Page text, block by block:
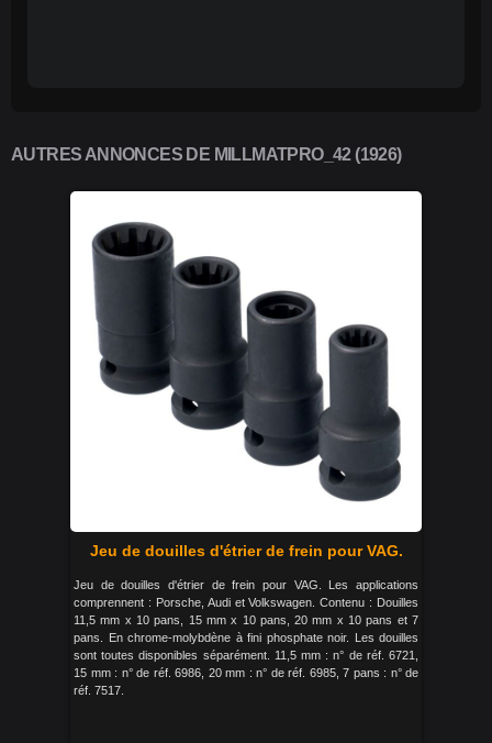
AUTRES ANNONCES DE MILLMATPRO_42 (1926)
Jeu de douilles d'étrier de frein pour VAG.
Jeu de douilles d'étrier de frein pour VAG. Les applications
comprennent : Porsche, Audi et Volkswagen. Contenu : Douilles
11,5 mm x 10 pans, 15 mm x 10 pans, 20 mm x 10 pans et 7
pans. En chrome-molybdène à fini phosphate noir. Les douilles
sont toutes disponibles séparément. 11,5 mm : n° de réf. 6721,
15 mm : n° de réf. 6986, 20 mm : n° de réf. 6985, 7 pans : n° de
réf. 7517.